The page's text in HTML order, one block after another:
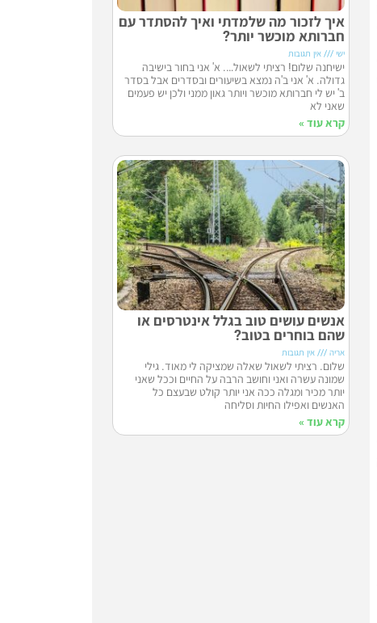
איך לזכור מה שלמדתי ואיך להסתדר עם
חברותא מוכשר יותר?
ישי אין תגובות
ישיחנה שלום! רציתי לשאול…. א' אני בחור בישיבה
גדולה. א' אני ב'ה נמצא בשיעורים ובסדרים אבל בסדר
ב' יש לי חברותא מוכשר ויותר גאון ממני ולכן יש פעמים
שאני לא
קרא עוד »
אנשים עושים טוב בגלל אינטרסים או
שהם בוחרים בטוב?
אריה אין תגובות
שלום. רציתי לשאול שאלה שמציקה לי מאוד. גילי
שמונה עשרה ואני וחושב הרבה על החיים וככל שאני
יותר מכיר ומגלה ככה אני יותר קולט שבעצם כל
האנשים ואפילו החיות וסליחה
קרא עוד »